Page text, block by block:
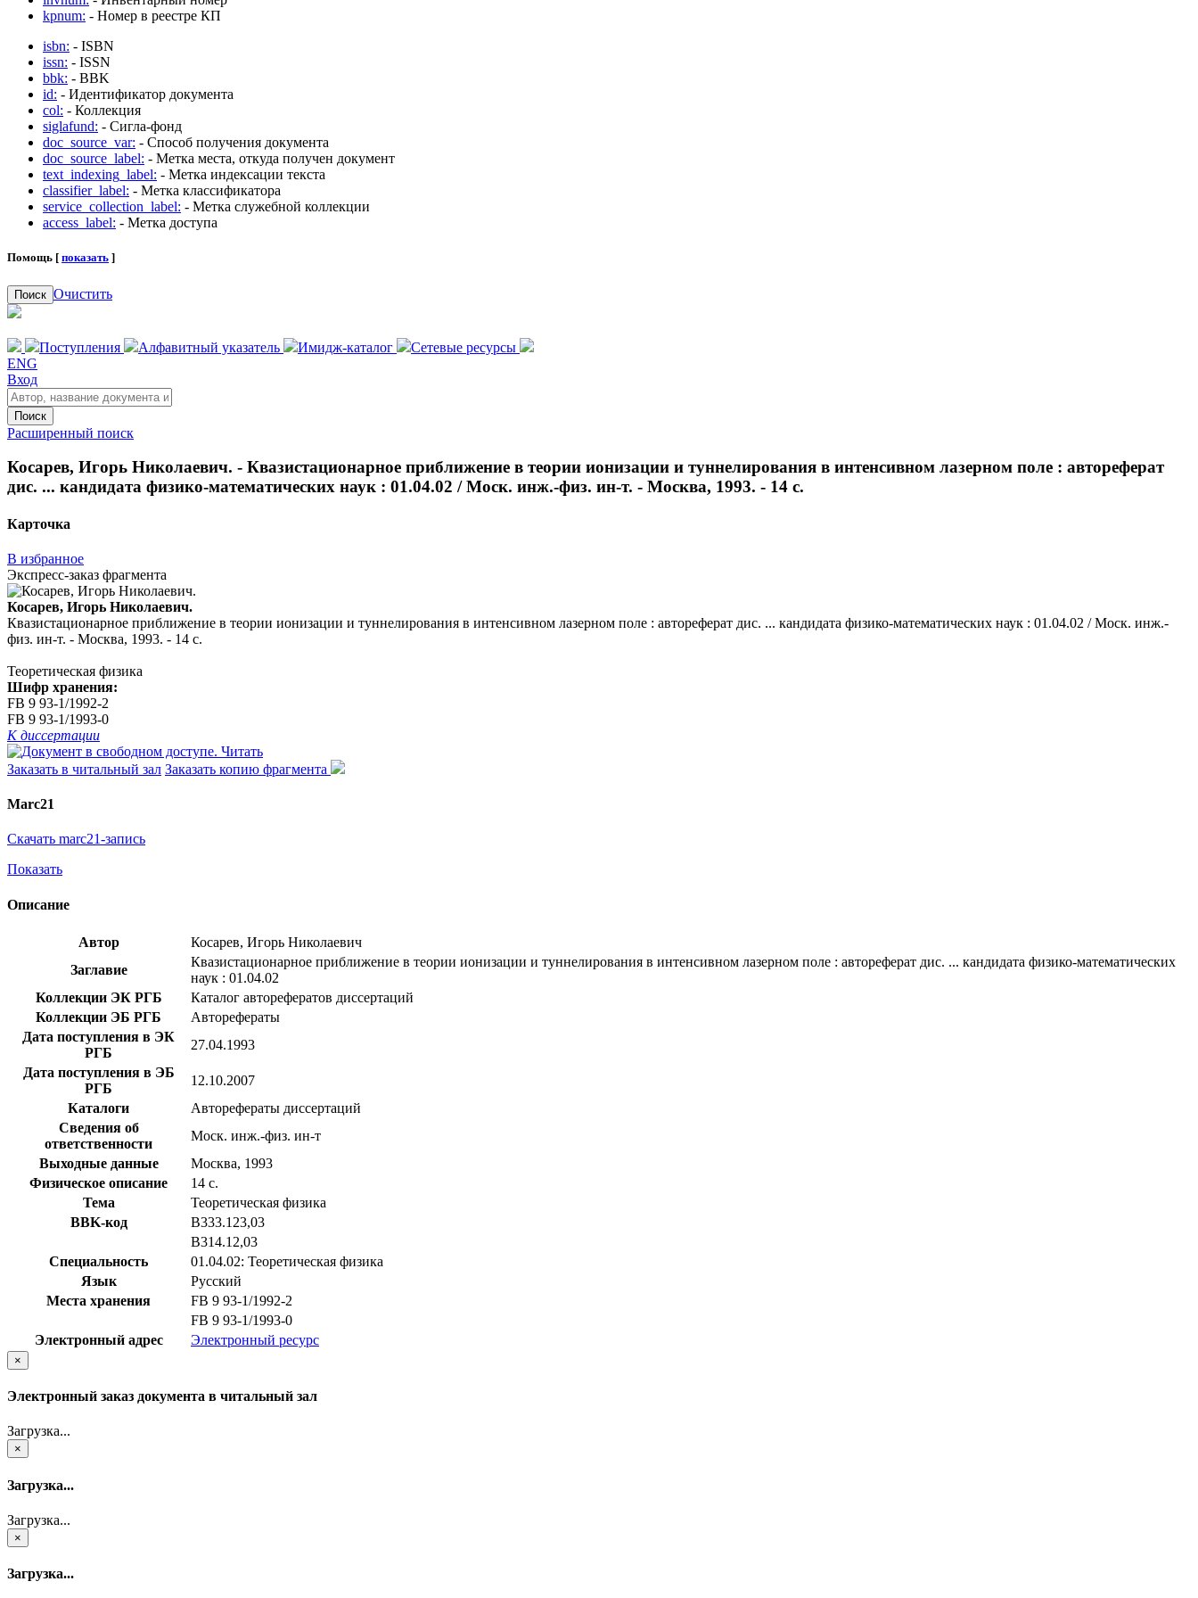
kpnum: - Номер в реестре КП
isbn: - ISBN
issn: - ISSN
bbk: - BBK
id: - Идентификатор документа
col: - Коллекция
siglafund: - Сигла-фонд
doc_source_var: - Способ получения документа
doc_source_label: - Метка места, откуда получен документ
text_indexing_label: - Метка индексации текста
classifier_label: - Метка классификатора
service_collection_label: - Метка служебной коллекции
access_label: - Метка доступа
Помощь [ показать ]
Поиск Очистить
Поступления Алфавитный указатель Имидж-каталог
Сетевые ресурсы
ENG
Вход
Поиск
Расширенный поиск
Косарев, Игорь Николаевич. - Квазистационарное приближение в теории ионизации и туннелирования в интенсивном лазерном поле : автореферат
дис. ... кандидата физико-математических наук : 01.04.02 / Моск. инж.-физ. ин-т. - Москва, 1993. - 14 с.
Карточка
В избранное
Экспресс-заказ фрагмента
Косарев, Игорь Николаевич.
Квазистационарное приближение в теории ионизации и туннелирования в интенсивном лазерном поле : автореферат дис. ... кандидата физико-математических наук : 01.04.02 / Моск. инж.-
физ. ин-т. - Москва, 1993. - 14 с.
Теоретическая физика
Шифр хранения:
FB 9 93-1/1992-2
FB 9 93-1/1993-0
К диссертации
Читать
Заказать в читальный зал Заказать копию фрагмента
Marc21
Скачать marc21-запись
Показать
Описание
Автор
Косарев, Игорь Николаевич
Заглавие
Квазистационарное приближение в теории ионизации и туннелирования в интенсивном лазерном поле : автореферат дис. ... кандидата физико-математических
наук : 01.04.02
Коллекции ЭК РГБ
Каталог авторефератов диссертаций
Коллекции ЭБ РГБ
Авторефераты
Дата поступления в ЭК
РГБ
27.04.1993
Дата поступления в ЭБ
РГБ
12.10.2007
Каталоги
Авторефераты диссертаций
Сведения об
ответственности
Моск. инж.-физ. ин-т
Выходные данные
Москва, 1993
Физическое описание
14 с.
Тема
Теоретическая физика
BBK-код
В333.123,03
В314.12,03
Специальность
01.04.02: Теоретическая физика
Язык
Русский
Места хранения
FB 9 93-1/1992-2
FB 9 93-1/1993-0
Электронный адрес
Электронный ресурс
×
Электронный заказ документа в читальный зал
Загрузка...
×
Загрузка...
Загрузка...
×
Загрузка...